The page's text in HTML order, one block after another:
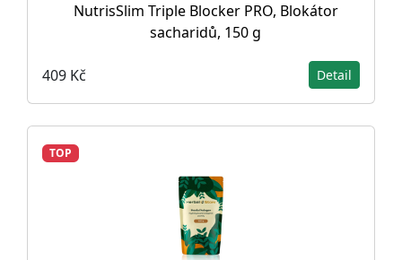
NutrisSlim Triple Blocker PRO, Blokátor
sacharidů, 150 g
409 Kč Detail
TOP